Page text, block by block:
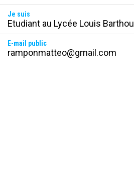
Je suis
Etudiant au Lycée Louis Barthou
E-mail public
ramponmatteo@gmail.com